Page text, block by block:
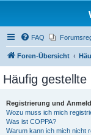
FAQ
Foren-Übersicht
Häufig gestellte
Registrierung und
Wozu muss ich mich
Was ist COPPA?
Warum kann ich mich nicht